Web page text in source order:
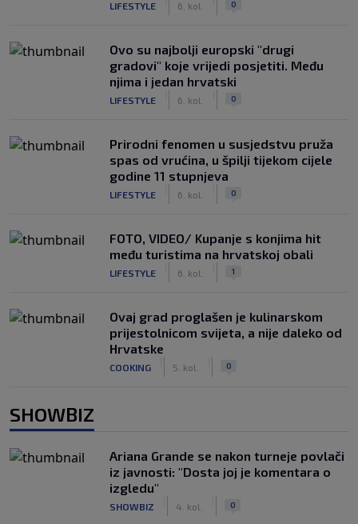
LIFESTYLE 6. kol. 0
Ovo su najbolji europski "drugi
gradovi" koje vrijedi posjetiti. Među
njima i jedan hrvatski
LIFESTYLE 6. kol. 0
Prirodni fenomen u susjedstvu pruža
spas od vrućina, u špilji tijekom cijele
godine 11 stupnjeva
LIFESTYLE 6. kol. 0
FOTO, VIDEO/ Kupanje s konjima hit
među turistima na hrvatskoj obali
LIFESTYLE 6. kol. 1
Ovaj grad proglašen je kulinarskom
prijestolnicom svijeta, a nije daleko od
Hrvatske
COOKING 5. kol. 0
SHOWBIZ
Ariana Grande se nakon turneje povlači
iz javnosti: "Dosta joj je komentara o
izgledu"
SHOWBIZ 4. kol. 0